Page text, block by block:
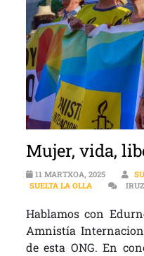
Mujer, vida,
11 MARTXOA, 2025
SUELTA LA OLLA
Hablamos con
Amnistía
de esta ONG. En